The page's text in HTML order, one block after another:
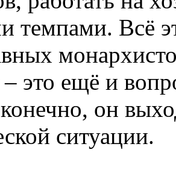
темпами. Всё
это ещё и
он
ситуации.